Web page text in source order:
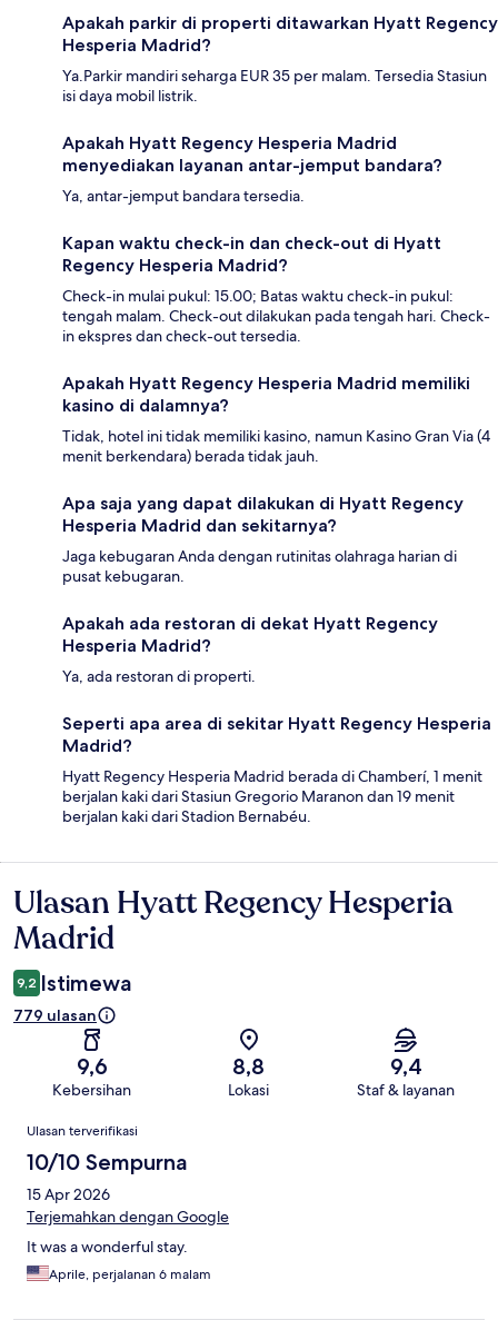
Apakah parkir di properti ditawarkan Hyatt Regency
Hesperia Madrid?
Ya.Parkir mandiri seharga EUR 35 per malam. Tersedia Stasiun
isi daya mobil listrik.
Apakah Hyatt Regency Hesperia Madrid
menyediakan layanan antar-jemput bandara?
Ya, antar-jemput bandara tersedia.
Kapan waktu check-in dan check-out di Hyatt
Regency Hesperia Madrid?
Check-in mulai pukul: 15.00; Batas waktu check-in pukul:
tengah malam. Check-out dilakukan pada tengah hari. Check-
in ekspres dan check-out tersedia.
Apakah Hyatt Regency Hesperia Madrid memiliki
kasino di dalamnya?
Tidak, hotel ini tidak memiliki kasino, namun Kasino Gran Via (4
menit berkendara) berada tidak jauh.
Apa saja yang dapat dilakukan di Hyatt Regency
Hesperia Madrid dan sekitarnya?
Jaga kebugaran Anda dengan rutinitas olahraga harian di
pusat kebugaran.
Apakah ada restoran di dekat Hyatt Regency
Hesperia Madrid?
Ya, ada restoran di properti.
Seperti apa area di sekitar Hyatt Regency Hesperia
Madrid?
Hyatt Regency Hesperia Madrid berada di Chamberí, 1 menit
berjalan kaki dari Stasiun Gregorio Maranon dan 19 menit
berjalan kaki dari Stadion Bernabéu.
Ulasan
Ulasan Hyatt Regency Hesperia
Madrid
9,2 Istimewa
779 ulasan
9,6
Kebersihan
8,8
Lokasi
9,4
Staf & layanan
Ulasan
Ulasan terverifikasi
10/10 Sempurna
15 Apr 2026
Terjemahkan dengan Google
It was a wonderful stay.
Aprile, perjalanan 6 malam